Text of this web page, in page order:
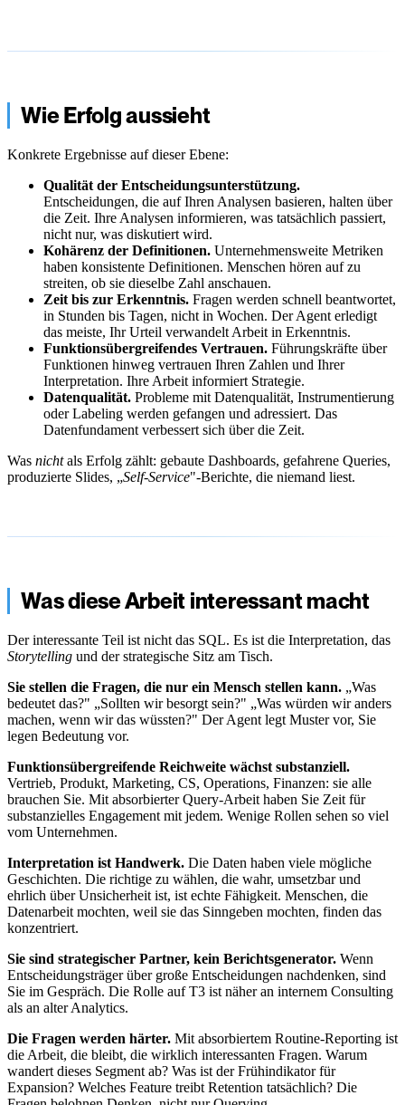
Wie Erfolg aussieht
Konkrete Ergebnisse auf dieser Ebene:
Qualität der Entscheidungsunterstützung.
Entscheidungen, die auf Ihren Analysen basieren, halten über
die Zeit. Ihre Analysen informieren, was tatsächlich passiert,
nicht nur, was diskutiert wird.
Kohärenz der Definitionen. Unternehmensweite Metriken
haben konsistente Definitionen. Menschen hören auf zu
streiten, ob sie dieselbe Zahl anschauen.
Zeit bis zur Erkenntnis. Fragen werden schnell beantwortet,
in Stunden bis Tagen, nicht in Wochen. Der Agent erledigt
das meiste, Ihr Urteil verwandelt Arbeit in Erkenntnis.
Funktionsübergreifendes Vertrauen. Führungskräfte über
Funktionen hinweg vertrauen Ihren Zahlen und Ihrer
Interpretation. Ihre Arbeit informiert Strategie.
Datenqualität. Probleme mit Datenqualität, Instrumentierung
oder Labeling werden gefangen und adressiert. Das
Datenfundament verbessert sich über die Zeit.
Was nichtals Erfolg zählt: gebaute Dashboards, gefahrene Queries,
produzierte Slides, „Self-Service"-Berichte, die niemand liest.
Was diese Arbeit interessant macht
Der interessante Teil ist nicht das SQL. Es ist die Interpretation, das
Storytelling und der strategische Sitz am Tisch.
Sie stellen die Fragen, die nur ein Mensch stellen kann. „Was
bedeutet das?" „Sollten wir besorgt sein?" „Was würden wir anders
machen, wenn wir das wüssten?" Der Agent legt Muster vor, Sie
legen Bedeutung vor.
Funktionsübergreifende Reichweite wächst substanziell.
Vertrieb, Produkt, Marketing, CS, Operations, Finanzen: sie alle
brauchen Sie. Mit absorbierter Query-Arbeit haben Sie Zeit für
substanzielles Engagement mit jedem. Wenige Rollen sehen so viel
vom Unternehmen.
Interpretation ist Handwerk. Die Daten haben viele mögliche
Geschichten. Die richtige zu wählen, die wahr, umsetzbar und
ehrlich über Unsicherheit ist, ist echte Fähigkeit. Menschen, die
Datenarbeit mochten, weil sie das Sinngeben mochten, finden das
konzentriert.
Sie sind strategischer Partner, kein Berichtsgenerator. Wenn
Entscheidungsträger über große Entscheidungen nachdenken, sind
Sie im Gespräch. Die Rolle auf T3 ist näher an internem Consulting
als an alter Analytics.
Die Fragen werden härter. Mit absorbiertem Routine-Reporting ist
die Arbeit, die bleibt, die wirklich interessanten Fragen. Warum
wandert dieses Segment ab? Was ist der Frühindikator für
Expansion? Welches Feature treibt Retention tatsächlich? Die